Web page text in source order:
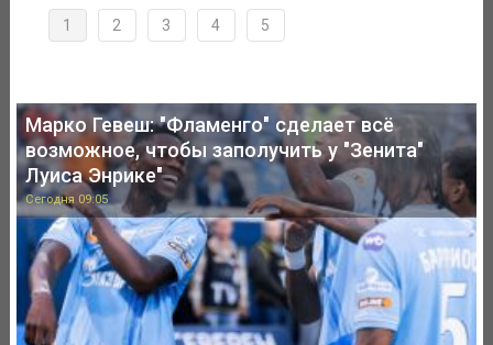
1 2 3 4 5
Марко Гевеш: "Фламенго" сделает всё
возможное, чтобы заполучить у "Зенита"
Луиса Энрике"
Сегодня 09:05